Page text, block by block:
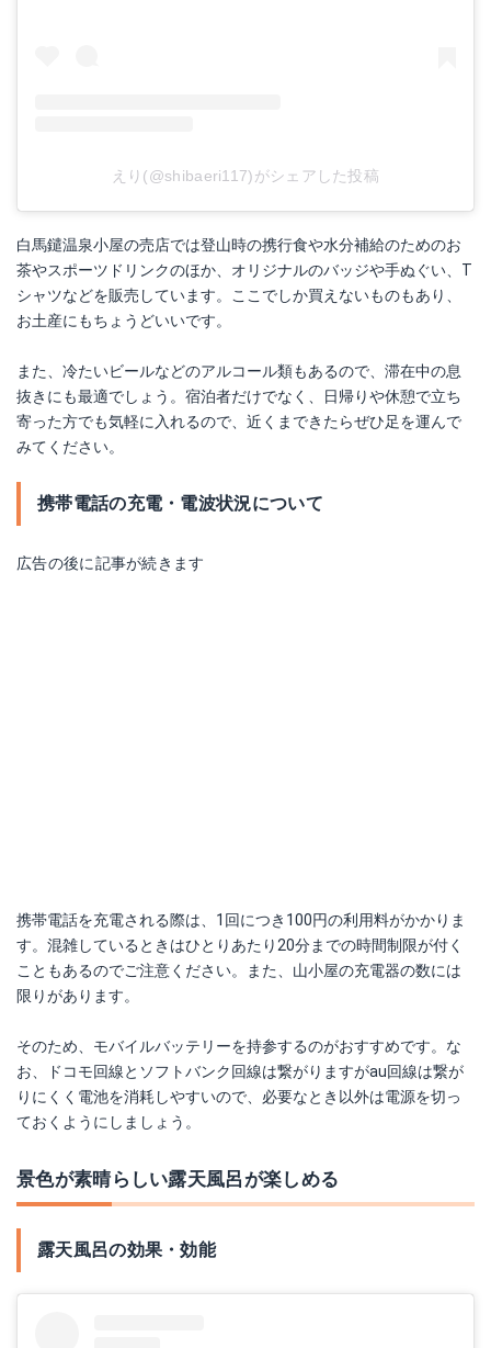
えり(@shibaeri117)がシェアした投稿
白馬鑓温泉小屋の売店では登山時の携行食や水分補給のためのお
茶やスポーツドリンクのほか、オリジナルのバッジや手ぬぐい、T
シャツなどを販売しています。ここでしか買えないものもあり、
お土産にもちょうどいいです。
また、冷たいビールなどのアルコール類もあるので、滞在中の息
抜きにも最適でしょう。宿泊者だけでなく、日帰りや休憩で立ち
寄った方でも気軽に入れるので、近くまできたらぜひ足を運んで
みてください。
携帯電話の充電・電波状況について
広告の後に記事が続きます
携帯電話を充電される際は、1回につき100円の利用料がかかりま
す。混雑しているときはひとりあたり20分までの時間制限が付く
こともあるのでご注意ください。また、山小屋の充電器の数には
限りがあります。
そのため、モバイルバッテリーを持参するのがおすすめです。な
お、ドコモ回線とソフトバンク回線は繋がりますがau回線は繋が
りにくく電池を消耗しやすいので、必要なとき以外は電源を切っ
ておくようにしましょう。
景色が素晴らしい露天風呂が楽しめる
露天風呂の効果・効能